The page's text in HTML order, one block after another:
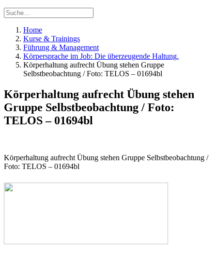
Home
Kurse & Trainings
Führung & Management
Körpersprache im Job: Die überzeugende Haltung.
Körperhaltung aufrecht Übung stehen Gruppe
Selbstbeobachtung / Foto: TELOS – 01694bl
Körperhaltung aufrecht Übung stehen
Gruppe Selbstbeobachtung / Foto:
TELOS – 01694bl
Körperhaltung aufrecht Übung stehen Gruppe Selbstbeobachtung /
Foto: TELOS – 01694bl